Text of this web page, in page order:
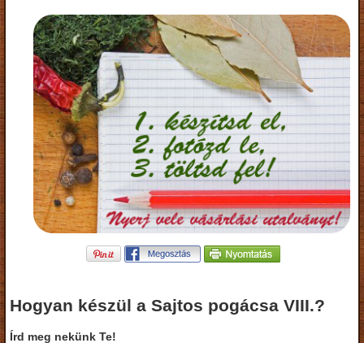
Hogyan készül a Sajtos pogácsa VIII.?
Írd meg nekünk Te!